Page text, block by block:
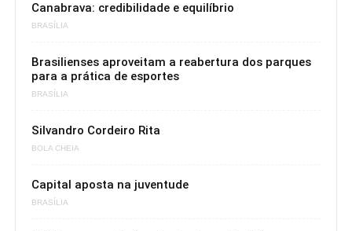
Canabrava: credibilidade e equilíbrio
BRASÍLIA
Brasilienses aproveitam a reabertura dos parques
para a prática de esportes
BRASÍLIA
Silvandro Cordeiro Rita
BOLA CHEIA
Capital aposta na juventude
BRASÍLIA